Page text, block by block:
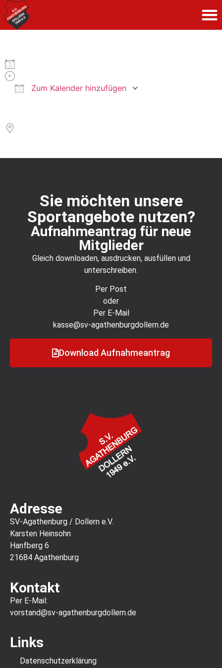
Zum Kalender hinzufügen
Sie möchten unsere
Sportangebote nutzen?
Aufnahmeantrag für neue
Mitglieder
Gleich downloaden, ausdrucken, ausfüllen und
unterschreiben.
Per Post
oder
Per E-Mail
kasse@sv-agathenburgdollern.de
Download Aufnahmeantrag
Adresse
SV-Agathenburg / Dollern e.V.
Karsten Heinsohn
Hanfberg 6
21684 Agathenburg
Kontakt
Per E-Mail:
vorstand@sv-agathenburgdollern.de
Links
Datenschutz­erklärung